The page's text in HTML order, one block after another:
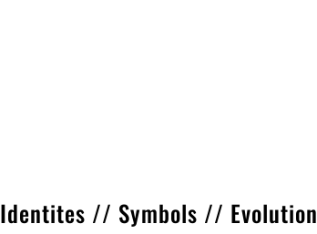
Identites // Symbols // Evolution